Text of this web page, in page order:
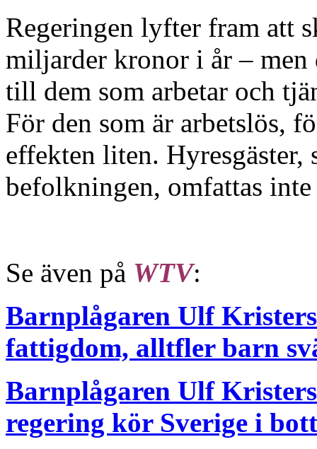
Regeringen lyfter fram att
miljarder kronor i år – men
till dem som arbetar och
För den som är arbetslös,
effekten liten.
befolkningen, omfattas
Se även på WTV:
Barnplågaren Ulf
fattigdom, alltfler barn
Barnplågaren Ulf
regering kör Sverige i